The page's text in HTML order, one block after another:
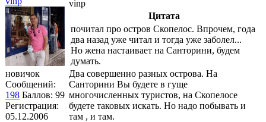
новичок
Сообщений:
198 Баллов: 99
Регистрация:
05.12.2006
vinp
Цитата
почитал про остров Скопелос. Впрочем, года
два назад уже читал и тогда уже заболел...
Но жена настаивает на Санторини, будем
думать.
Два совершенно разных острова. На
Санторини Вы будете в гуще
многочисленных туристов, на Скопелосе
будете таковых искать. Но надо побывать и
там , и там.